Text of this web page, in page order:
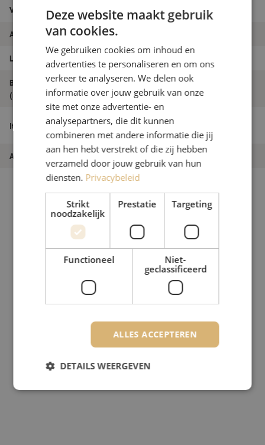
Vezelsoort OM3
Aantal vezels Duplex
Lengte
Buitendiameter
(mm)
1.8
Itemnaam
Patchkabel duplex OM3, LC/PC-SC/PC,
1.8mm, 7m
Artikelnummer M20000032
Deze website maakt gebruik
van cookies.
We gebruiken cookies om inhoud en
advertenties te personaliseren en om ons
verkeer te analyseren. We delen ook
informatie over jouw gebruik van onze
site met onze advertentie- en
analysepartners, die dit kunnen
combineren met andere informatie die jij
aan hen hebt verstrekt of die zij hebben
verzameld door jouw gebruik van hun
diensten. Privacybeleid
Strikt
noodzakelijk
Prestatie Targeting
Functioneel
Niet-
geclassificeerd
ALLES ACCEPTEREN
DETAILS WEERGEVEN